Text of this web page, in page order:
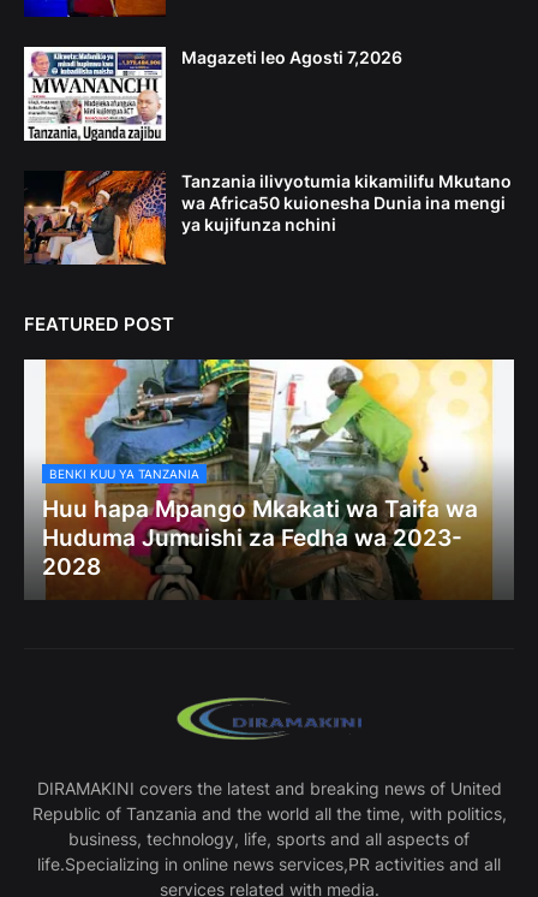
Magazeti leo Agosti 7,2026
Tanzania ilivyotumia kikamilifu Mkutano
wa Africa50 kuionesha Dunia ina mengi
ya kujifunza nchini
FEATURED POST
BENKI KUU YA TANZANIA
Huu hapa Mpango Mkakati wa Taifa wa
Huduma Jumuishi za Fedha wa 2023-
2028
DIRAMAKINI covers the latest and breaking news of United
Republic of Tanzania and the world all the time, with politics,
business, technology, life, sports and all aspects of
life.Specializing in online news services,PR activities and all
services related with media.